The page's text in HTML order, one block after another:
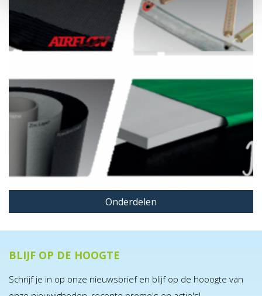
Onderdelen
BLIJF OP DE HOOGTE
Schrijf je in op onze nieuwsbrief en blijf op de hooogte van